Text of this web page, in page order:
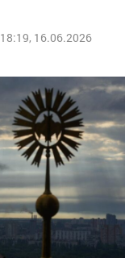
18:19, 16.06.2026